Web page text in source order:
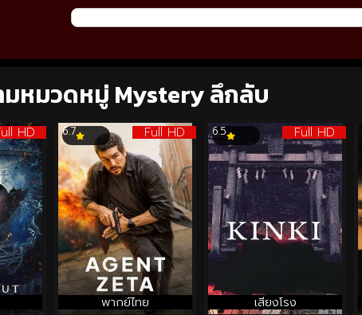
หมวดหมู่ Mystery ลึกลับ
HD Full HD
พากย์ไทย
6.7 Full HD
เสียงโรง
6.5